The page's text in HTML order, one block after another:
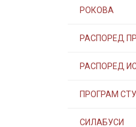
РОКОВА
РАСПОРЕД
РАСПОРЕД
ПРОГРАМ
СИЛАБУСИ